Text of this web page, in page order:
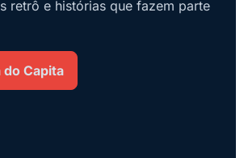
retrô e histórias que fazem parte
do Capita